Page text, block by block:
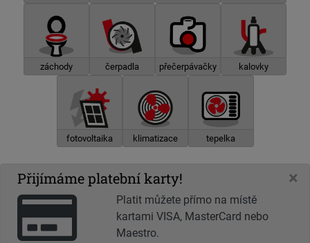
záchody čerpadla přečerpávačky kalovky
fotovoltaika klimatizace tepelka
Přijímáme platební karty! ×
Platit můžete přímo na místě
kartami VISA, MasterCard nebo
Maestro.